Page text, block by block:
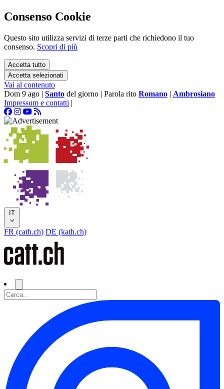
Consenso Cookie
Questo sito utilizza servizi di terze parti che richiedono il tuo
consenso. Scopri di più
Accetta tutto
Accetta selezionati
Vai al contenuto
Dom 9 ago | Santo del giorno | Parola rito Romano | Ambrosiano
Impressum e contatti |
IT
FR (cath.ch) DE (kath.ch)